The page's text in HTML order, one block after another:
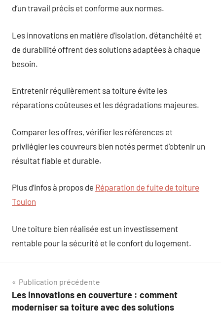
d’un travail précis et conforme aux normes.
Les innovations en matière d’isolation, d’étanchéité et
de durabilité offrent des solutions adaptées à chaque
besoin.
Entretenir régulièrement sa toiture évite les
réparations coûteuses et les dégradations majeures.
Comparer les offres, vérifier les références et
privilégier les couvreurs bien notés permet d’obtenir un
résultat fiable et durable.
Plus d’infos à propos de Réparation de fuite de toiture
Toulon
Une toiture bien réalisée est un investissement
rentable pour la sécurité et le confort du logement.
Navigation
de
Publication précédente
Les innovations en couverture : comment
moderniser sa toiture avec des solutions